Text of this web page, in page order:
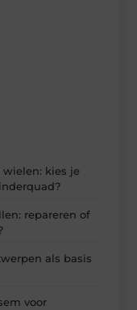
kies je
repareren of
als basis
voor